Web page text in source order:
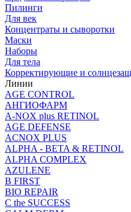
Пилинги
Для век
Концентраты и сыворотки
Маски
Наборы
Для тела
Корректирующие и
Линии
AGE CONTROL
АНГИОФАРМ
A-NOX plus RETINOL
AGE DEFENSE
ACNOX PLUS
ALPHA - BETA & RETINOL
ALPHA COMPLEX
AZULENE
B FIRST
BIO REPAIR
C the SUCCESS